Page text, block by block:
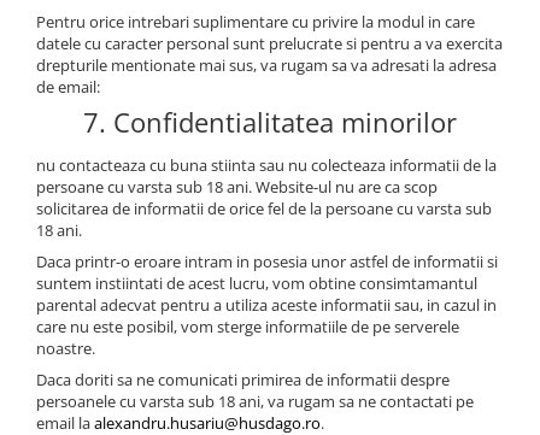
Pentru orice intrebari suplimentare cu privire la modul in care
datele cu caracter personal sunt prelucrate si pentru a va exercita
drepturile mentionate mai sus, va rugam sa va adresati la adresa
de email:
7. Confidentialitatea minorilor
nu contacteaza cu buna stiinta sau nu colecteaza informatii de la
persoane cu varsta sub 18 ani. Website-ul nu are ca scop
solicitarea de informatii de orice fel de la persoane cu varsta sub
18 ani.
Daca printr-o eroare intram in posesia unor astfel de informatii si
suntem instiintati de acest lucru, vom obtine consimtamantul
parental adecvat pentru a utiliza aceste informatii sau, in cazul in
care nu este posibil, vom sterge informatiile de pe serverele
noastre.
Daca doriti sa ne comunicati primirea de informatii despre
persoanele cu varsta sub 18 ani, va rugam sa ne contactati pe
email laalexandru.husariu@husdago.ro.